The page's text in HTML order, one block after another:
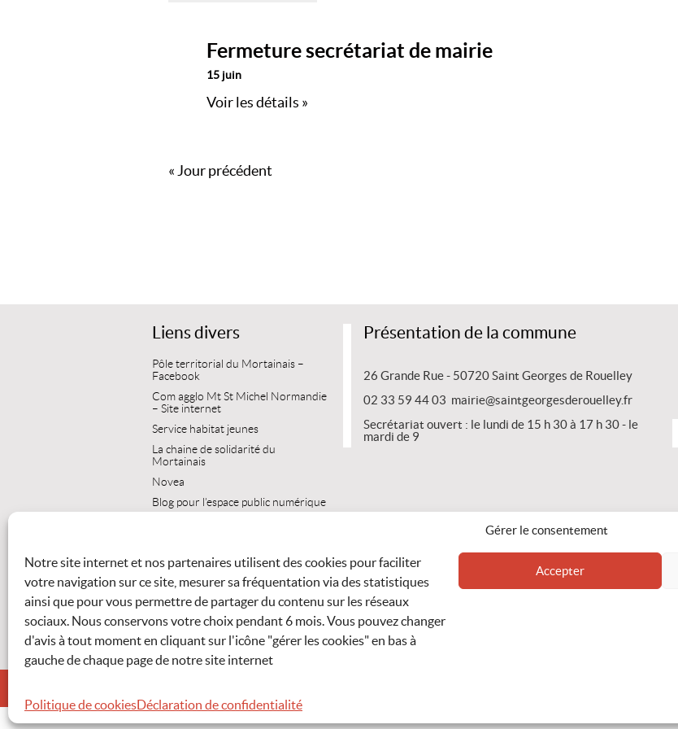
Gérer le consentement
Notre site internet et nos partenaires utilisent des cookies pour faciliter
votre navigation sur ce site, mesurer sa fréquentation via des statistiques
ainsi que pour vous permettre de partager du contenu sur les réseaux
sociaux. Nous conservons votre choix pendant 6 mois. Vous pouvez changer
d'avis à tout moment en cliquant sur l'icône "gérer les cookies" en bas à
gauche de chaque page de notre site internet
Accepter
Politique de cookiesDéclaration de confidentialité
Fermeture secrétariat de mairie
15 juin
Voir les détails »
« Jour précédent
Liens divers
Pôle territorial du Mortainais –
Facebook
Com agglo Mt St Michel Normandie
– Site internet
Service habitat jeunes
La chaine de solidarité du
Mortainais
Novea
Blog pour l’espace public numérique
Office de tourisme du Domfrontais
Centre de loisirs sans hébergement
Ma vie dans la manche
Pôle spirituel et missionnaire du
Mortainais
Présentation de la commune
26 Grande Rue - 50720 Saint Georges de Rouelley
02 33 59 44 03 mairie@saintgeorgesderouelley.fr
Secrétariat ouvert : le lundi de 15 h 30 à 17 h 30 - le
mardi de 9